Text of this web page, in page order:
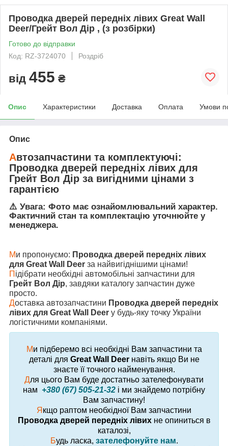
Проводка дверей передніх лівих Great Wall
Deer/Грейт Вол Дір , (з розбірки)
Готово до відправки
Код: RZ-3724070
Роздріб
від 455 ₴
Опис Характеристики Доставка Оплата Умови
Опис
Автозапчастини та комплектуючі:
Проводка дверей передніх лівих для
Грейт Вол Дір за вигідними цінами з
гарантією
⚠️ Увага: Фото має ознайомлювальний характер.
Фактичний стан та комплектацію уточнюйте у
менеджера.
Ми пропонуємо: Проводка дверей передніх лівих
для Great Wall Deer за найвигіднішими цінами!
П ідібрати необхідні автомобільні запчастини для
Грейт Вол Дір, завдяки каталогу запчастин дуже
просто.
Доставка автозапчастини Проводка дверей передніх
лівих для Great Wall Deer у будь-яку точку України
логістичними компаніями.
Ми підберемо всі необхідні Вам запчастини та
деталі для Great Wall Deerнавіть якщо Ви не
знаєте її точного найменування.
Для цього Вам буде достатньо зателефонувати
нам +380 (67) 505-21-32 і ми знайдемо потрібну
Вам запчастину!
Я кщо раптом необхідної Вам запчастини
Проводка дверей передніх лівихне опиниться в
каталозі,
Будь ласка, зателефонуйте нам.